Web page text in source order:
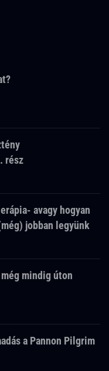
rész
avagy hogyan
jobban legyünk
mindig úton
a Pannon Pilgrim